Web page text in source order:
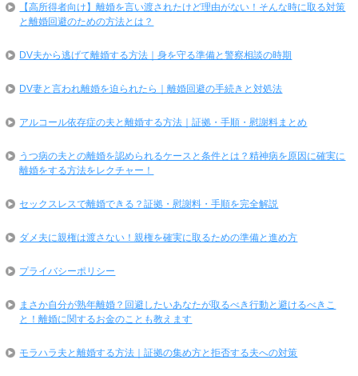
【高所得者向け】離婚を言い渡されたけど理由がない！そんな時に取る対策
と離婚回避のための方法とは？
DV夫から逃げて離婚する方法｜身を守る準備と警察相談の時期
DV妻と言われ離婚を迫られたら｜離婚回避の手続きと対処法
アルコール依存症の夫と離婚する方法｜証拠・手順・慰謝料まとめ
うつ病の夫との離婚を認められるケースと条件とは？精神病を原因に確実に
離婚をする方法をレクチャー！
セックスレスで離婚できる？証拠・慰謝料・手順を完全解説
ダメ夫に親権は渡さない！親権を確実に取るための準備と進め方
プライバシーポリシー
まさか自分が熟年離婚？回避したいあなたが取るべき行動と避けるべきこ
と！離婚に関するお金のことも教えます
モラハラ夫と離婚する方法｜証拠の集め方と拒否する夫への対策